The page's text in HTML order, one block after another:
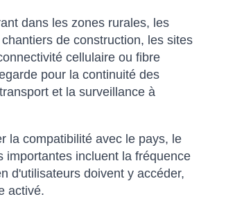
dans les zones rurales, les
de construction, les sites
cellulaire ou fibre
pour la continuité des
et la surveillance à
la compatibilité avec le pays, le
importantes incluent la fréquence
d'utilisateurs doivent y accéder,
activé.